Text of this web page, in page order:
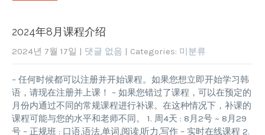
2024年8月课程介绍
2024년 7월 17일 | 댓글 없음 | Categories: 미분류
– 任何时候都可以注册并开始课程。如果您想立即开始学习韩
语，请现在注册并上课！ – 如果您错过了课程，可以在预定的
月份内通过不同的常规课程进行补课。在这种情况下，补课的
课程可能与您的水平和老师不同。 1. 周4天 : 8月2号 ~ 8月29
号 – 正规班 : 口语,语法,单词,阅读,听力,写作 – 实时在线课程 2.